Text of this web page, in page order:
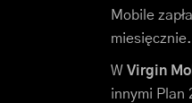
Mobile
miesięcznie.
W Virgin
innymi Plan